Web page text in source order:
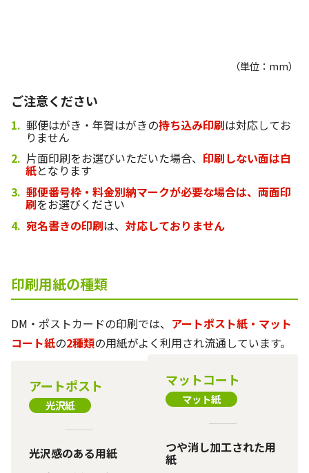
（単位：mm）
ご注意ください
郵便はがき・年賀はがきの持ち込み印刷は対応してお
りません
片面印刷をお選びいただいた場合、 印刷しない面は白
紙となります
郵便番号枠・料金別納マークが必要な場合は、両面印
刷をお選びください
宛名書きの印刷は、 対応しておりません
印刷用紙の種類
DM・ポストカードの印刷では、 アートポスト紙・マット
コート紙の2種類の用紙がよく利用され流通しています。
アートポスト
光沢紙
光沢感のある用紙
マットコート
マット紙
つや消し加工された用
紙